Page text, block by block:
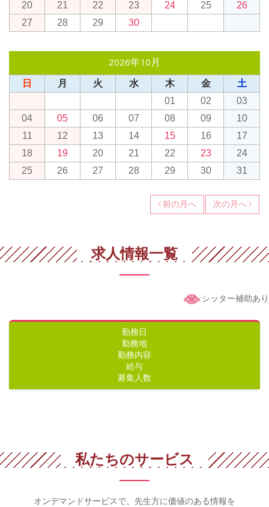
20
21 22 23 24 25
26
27
28 29 30
2026年10月
日 月 火 水 木 金
土
01
02
03
04
05 06 07 08 09
10
11
12 13 14 15 16
17
18
19 20 21 22 23
24
25
26 27 28 29 30 31
前の月へ 次の月へ
求人情報一覧
:シッター補助あり
勤務日
勤務地
勤務内容
給与
募集人数
私たちのサービス
オンデマンドサービスで、先生方に価値のある情報を